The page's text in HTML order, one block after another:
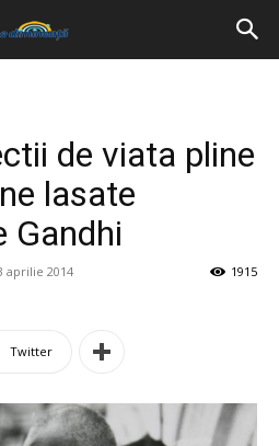
de viata pline
lasate
Gandhi
aprilie 2014 1915
Twitter